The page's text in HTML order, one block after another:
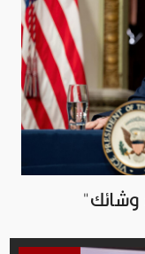
وشائك"